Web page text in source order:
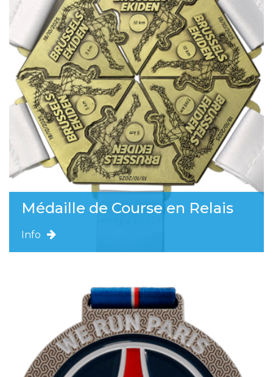
Médaille de Course en Relais
Info